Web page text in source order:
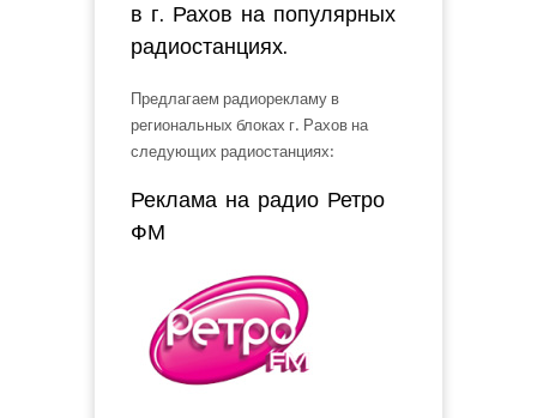
в г. Рахов на популярных
радиостанциях.
Предлагаем радиорекламу в
региональных блоках г. Рахов на
следующих радиостанциях:
Реклама на радио Ретро
ФМ